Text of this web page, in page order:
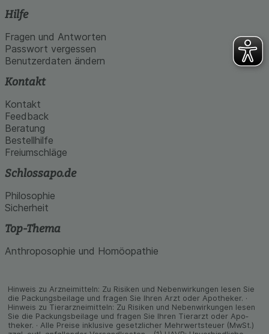
Hilfe
Fragen und Antworten
Passwort vergessen
Benutzerdaten ändern
Kontakt
Kontakt
Feedback
Beratung
Bestellhilfe
Freiumschläge
Schlossapo.de
Philosophie
Sicherheit
Top-Thema
Anthroposophie und Homöopathie
Hinweis zu Arzneimitteln: Zu Risiken und Neben­wirkungen lesen Sie
die Packungs­beilage und fragen Sie Ihren Arzt oder Apo­theker. ·
Hinweis zu Tier­arz­nei­mitteln: Zu Risiken und Neben­wirkungen lesen
Sie die Packungs­beilage und fragen Sie Ihren Tier­arzt oder Apo­
theker. · Alle Preise inklusive gesetz­licher Mehrwertsteuer (MwSt.)